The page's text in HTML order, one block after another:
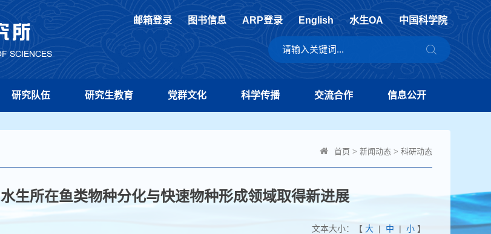
邮箱登录 图书信息 ARP登录 English 水生OA 中国科学院
研究队伍 研究生教育 党群文化 科学传播 交流合作 信息公开
首页 > 新闻动态 > 科研动态
水生所在鱼类物种分化与快速物种形成领域取得新进展
文本大小：【 大| 中 | 小】